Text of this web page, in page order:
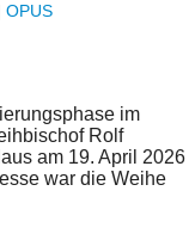
OPUS
im
Rolf
am 19. April 2026
war die Weihe